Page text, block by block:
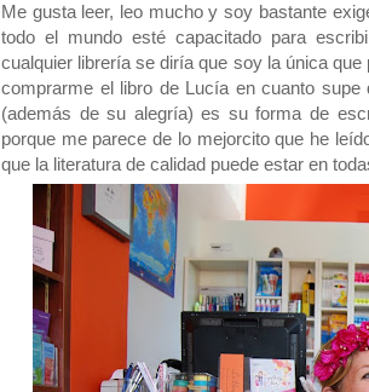
Me gusta leer, leo mucho y soy bastante
todo el mundo esté capacitado para
cualquier librería se diría que soy la única
comprarme el libro de Lucía en cuanto
(además de su alegría) es su forma de
porque me parece de lo mejorcito que he
que la literatura de calidad puede estar en